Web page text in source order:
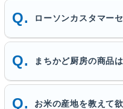
ローソンカスタマー
まちかど厨房の商品
お米の産地を教えて欲